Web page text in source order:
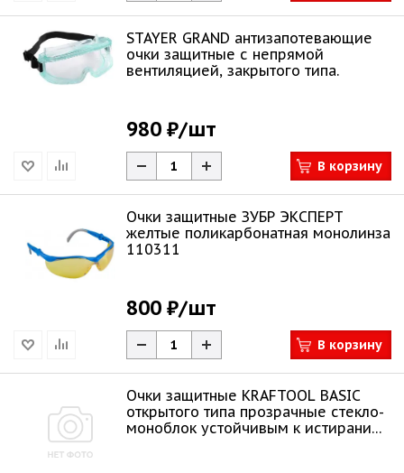
STAYER GRAND антизапотевающие
очки защитные с непрямой
вентиляцией, закрытого типа.
980 ₽/шт
В корзину
Очки защитные ЗУБР ЭКСПЕРТ
желтые поликарбонатная монолинза
110311
800 ₽/шт
В корзину
Очки защитные KRAFTOOL BASIC
открытого типа прозрачные стекло-
моноблок устойчивым к истиранию